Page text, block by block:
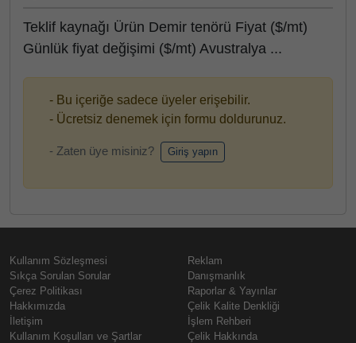
Teklif kaynağı Ürün Demir tenörü Fiyat ($/mt)
Günlük fiyat değişimi ($/mt) Avustralya ...
- Bu içeriğe sadece üyeler erişebilir.
- Ücretsiz denemek için formu doldurunuz.
- Zaten üye misiniz? Giriş yapın
Kullanım Sözleşmesi
Sıkça Sorulan Sorular
Çerez Politikası
Hakkımızda
İletişim
Kullanım Koşulları ve Şartlar
Reklam
Danışmanlık
Raporlar & Yayınlar
Çelik Kalite Denkliği
İşlem Rehberi
Çelik Hakkında